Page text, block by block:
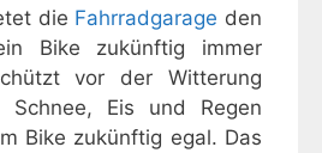
die Fahrradgarage den
Bike zukünftig immer
vor der Witterung
Schnee, Eis und Regen
Bike zukünftig egal. Das